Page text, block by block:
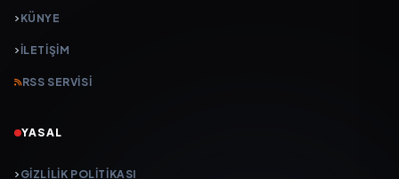
KÜNYE
İLETIŞIM
RSS SERVISI
YASAL
GIZLILIK POLITIKASI